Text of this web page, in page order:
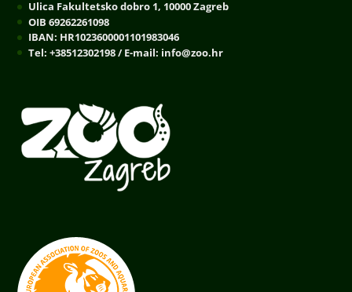
Ulica Fakultetsko dobro 1, 10000 Zagreb
OIB 69262261098
IBAN: HR1023600001101983046
Tel: +38512302198 / E-mail: info@zoo.hr